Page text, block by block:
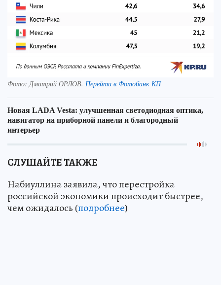
Фото:Дмитрий ОРЛОВ. Перейти в Фотобанк КП
СЛУШАЙТЕ ТАКЖЕ
Набиуллина заявила, что перестройка
российской экономики происходит быстрее,
чем ожидалось (подробнее)